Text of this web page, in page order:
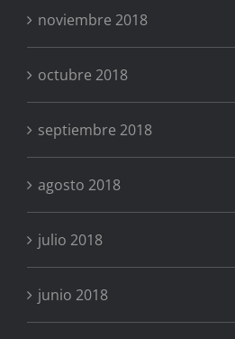
noviembre 2018
octubre 2018
septiembre 2018
agosto 2018
julio 2018
junio 2018